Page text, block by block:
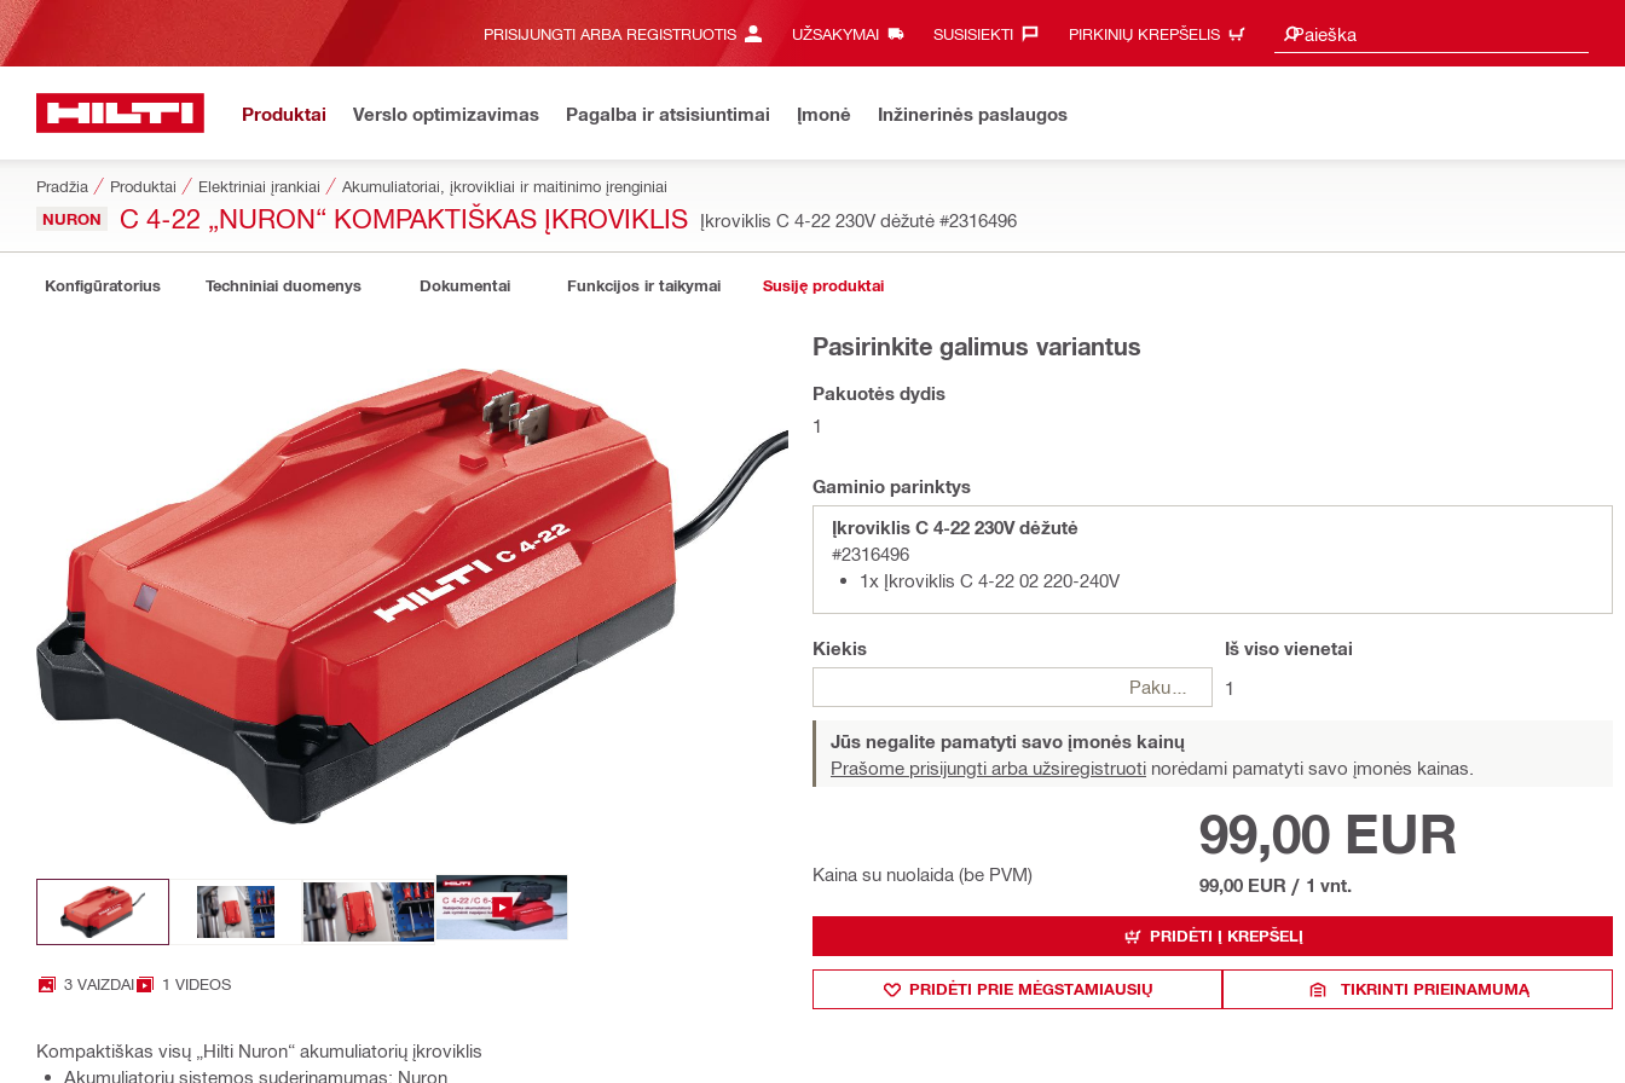
PRISIJUNGTI ARBA REGISTRUOTIS UŽSAKYMAI SUSISIEKTI‎ PIRKINIŲ KREPŠELIS Paieška
Paieškos pasiūlymai
Produktai Verslo optimizavimas Pagalba ir atsisiuntimai Įmonė Inžinerinės paslaugos
Pradžia Produktai Elektriniai įrankiai Akumuliatoriai, įkrovikliai ir maitinimo įrenginiai
NURON C 4-22 „NURON“ KOMPAKTIŠKAS ĮKROVIKLIS Įkroviklis C 4-22 230V dėžutė #2316496
Konfigūratorius Techniniai duomenys Dokumentai Funkcijos ir taikymai Susiję produktai
3 VAIZDAI 1 VIDEOS
Kompaktiškas visų „Hilti Nuron“ akumuliatorių įkroviklis
Akumuliatorių sistemos suderinamumas: Nuron
Pasirinkite galimus variantus
Pakuotės dydis
1
Gaminio parinktys
Įkroviklis C 4-22 230V dėžutė
#2316496
1x Įkroviklis C 4-22 02 220-240V
Kiekis
Pakuotės
Iš viso vienetai
1
Jūs negalite pamatyti savo įmonės kainų
Prašome prisijungti arba užsiregistruoti norėdami pamatyti savo įmonės kainas.
Kaina su nuolaida (be PVM)
99,00 EUR
99,00 EUR / 1 vnt.
PRIDĖTI Į KREPŠELĮ
PRIDĖTI PRIE MĖGSTAMIAUSIŲ TIKRINTI PRIEINAMUMĄ